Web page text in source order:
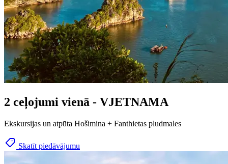
2 ceļojumi vienā - VJETNAMA
Ekskursijas un atpūta Hošimina + Fanthietas pludmales
Skatīt piedāvājumu